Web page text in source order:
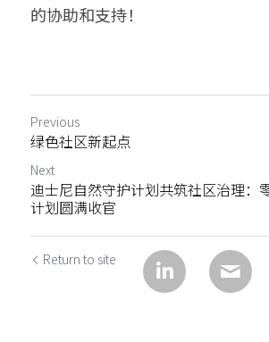
的协助和支持！
Previous
绿色社区新起点
Next
迪士尼自然守护计划共筑社区治理
计划圆满收官
Return to site